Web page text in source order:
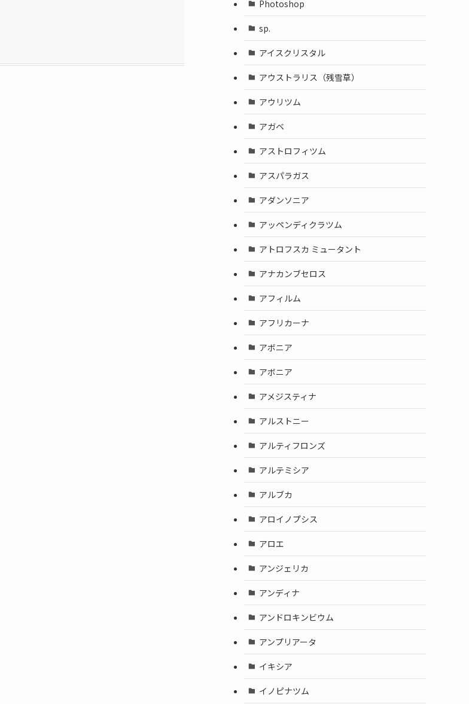
Photoshop
sp.
アイスクリスタル
アウストラリス（残雪草）
アウリツム
アガベ
アストロフィツム
アスパラガス
アダンソニア
アッペンディクラツム
アトロフスカ ミュータント
アナカンブセロス
アフィルム
アフリカーナ
アボニア
アボニア
アメジスティナ
アルストニー
アルティフロンズ
アルテミシア
アルブカ
アロイノプシス
アロエ
アンジェリカ
アンディナ
アンドロキンビウム
アンプリアータ
イキシア
イノピナツム